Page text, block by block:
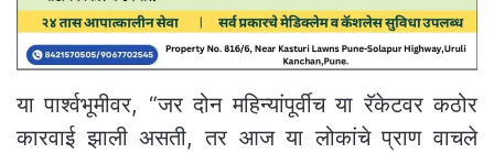
या पार्श्वभूमीवर, “जर दोन महिन्यांपूर्वीच या रॅकेटवर कठोर
कारवाई झाली असती, तर आज या लोकांचे प्राण वाचले